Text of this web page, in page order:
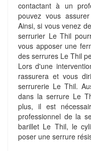
contactant à un
pouvez vous
Ainsi, si vous venez
serrurier Le Thil
vous apposer une
des serrures Le Thil
Lors d'une
rassurera et vous
serrurerie Le Thil.
dans la serrure Le
plus, il est
professionnel de la
barillet Le Thil, le
poser une serrure